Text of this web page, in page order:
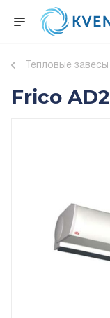
Тепловые завесы
Frico